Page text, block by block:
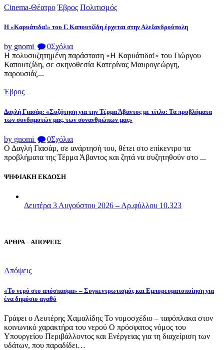
Cinema-Θέατρο Έβρος Πολιτισμός
Η «Καρυάτιδα!» του Γ. Καπουτζίδη έρχεται στην Αλεξανδρούπολη
by gnomi 0Σχόλια
Η πολυσυζητημένη παράσταση «Η Καρυάτιδα!» του Γιώργου
Καπουτζίδη, σε σκηνοθεσία Κατερίνας Μαυρογεώργη,
παρουσιάζ...
Έβρος
Δαγλή Γιασάρ: «Συζήτηση για την Τέρμα Άβαντος με τίτλο: Τα προβλήματα
των συνδημοτών μας, των συνανθρώπων μας»
by gnomi 0Σχόλια
Ο Δαγλή Γιασάρ, σε ανάρτησή του, θέτει στο επίκεντρο τα
προβλήματα της Τέρμα Άβαντος και ζητά να συζητηθούν στο ...
ΨΗΦΙΑΚΗ ΕΚΔΟΣΗ
Δευτέρα 3 Αυγούστου 2026 – Αρ.φύλλου 10.323
ΑΡΘΡΑ – ΑΠΟΨΕΙΣ
Απόψεις
«Το νερό στο απόσπασμα» – Συγκεντρωτισμός και Εμπορευματοποίηση για
ένα δημόσιο αγαθό
Γράφει ο Λευτέρης Χαμαλίδης Το νομοσχέδιο – ταφόπλακα στον
κοινωνικό χαρακτήρα του νερού Ο πρόσφατος νόμος του
Υπουργείου Περιβάλλοντος και Ενέργειας για τη διαχείριση των
υδάτων, που παραδίδει…